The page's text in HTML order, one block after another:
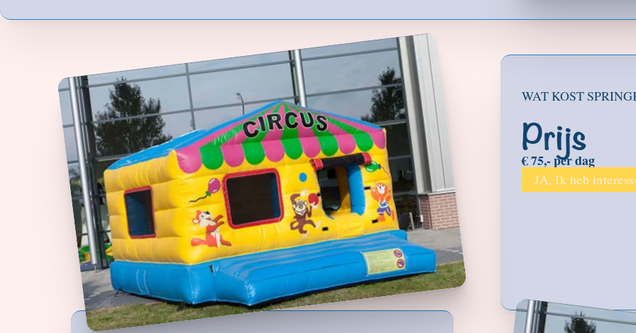
Prijs
WAT KOST
€ 75,- per dag
JA, Ik heb